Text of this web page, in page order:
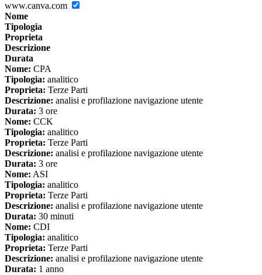
www.canva.com
Nome
Tipologia
Proprieta
Descrizione
Durata
Nome: CPA
Tipologia: analitico
Proprieta: Terze Parti
Descrizione: analisi e profilazione navigazione utente
Durata: 3 ore
Nome: CCK
Tipologia: analitico
Proprieta: Terze Parti
Descrizione: analisi e profilazione navigazione utente
Durata: 3 ore
Nome: ASI
Tipologia: analitico
Proprieta: Terze Parti
Descrizione: analisi e profilazione navigazione utente
Durata: 30 minuti
Nome: CDI
Tipologia: analitico
Proprieta: Terze Parti
Descrizione: analisi e profilazione navigazione utente
Durata: 1 anno